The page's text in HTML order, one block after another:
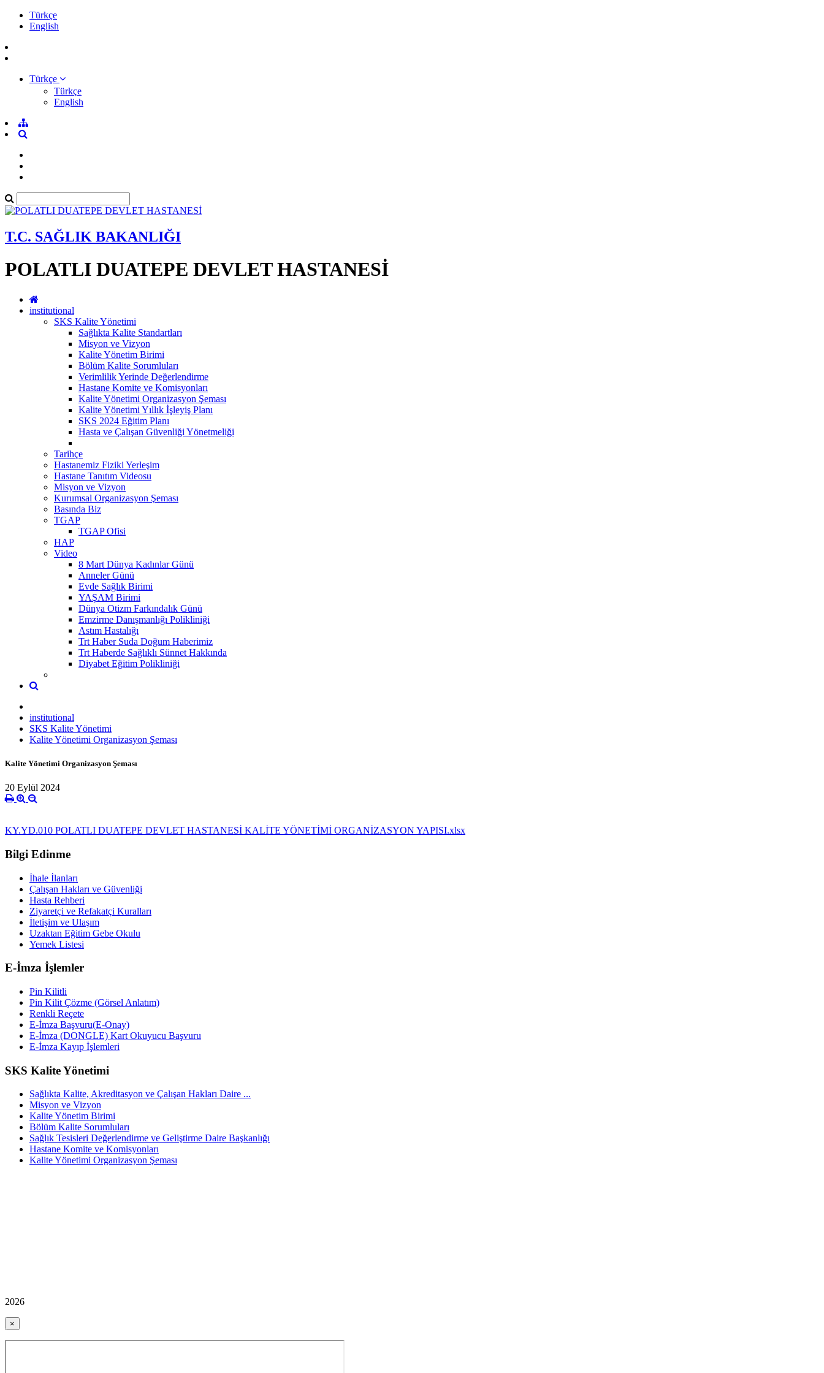
Türkçe
English
Türkçe
Türkçe
English
T.C. SAĞLIK BAKANLIĞI
POLATLI DUATEPE DEVLET HASTANESİ
institutional
SKS Kalite Yönetimi
Sağlıkta Kalite Standartları
Misyon ve Vizyon
Kalite Yönetim Birimi
Bölüm Kalite Sorumluları
Verimlilik Yerinde Değerlendirme
Hastane Komite ve Komisyonları
Kalite Yönetimi Organizasyon Şeması
Kalite Yönetimi Yıllık İşleyiş Planı
SKS 2024 Eğitim Planı
Hasta ve Çalışan Güvenliği Yönetmeliği
Tarihçe
Hastanemiz Fiziki Yerleşim
Hastane Tanıtım Videosu
Misyon ve Vizyon
Kurumsal Organizasyon Şeması
Basında Biz
TGAP
TGAP Ofisi
HAP
Video
8 Mart Dünya Kadınlar Günü
Anneler Günü
Evde Sağlık Birimi
YAŞAM Birimi
Dünya Otizm Farkındalık Günü
Emzirme Danışmanlığı Polikliniği
Astım Hastalığı
Trt Haber Suda Doğum Haberimiz
Trt Haberde Sağlıklı Sünnet Hakkında
Diyabet Eğitim Polikliniği
institutional
SKS Kalite Yönetimi
Kalite Yönetimi Organizasyon Şeması
Kalite Yönetimi Organizasyon Şeması
20 Eylül 2024
KY.YD.010 POLATLI DUATEPE DEVLET HASTANESİ KALİTE YÖNETİMİ ORGANİZASYON YAPISI.xlsx
Bilgi Edinme
İhale İlanları
Çalışan Hakları ve Güvenliği
Hasta Rehberi
Ziyaretçi ve Refakatçi Kuralları
İletişim ve Ulaşım
Uzaktan Eğitim Gebe Okulu
Yemek Listesi
E-İmza İşlemler
Pin Kilitli
Pin Kilit Çözme (Görsel Anlatım)
Renkli Reçete
E-İmza Başvuru(E-Onay)
E-İmza (DONGLE) Kart Okuyucu Başvuru
E-İmza Kayıp İşlemleri
SKS Kalite Yönetimi
Sağlıkta Kalite, Akreditasyon ve Çalışan Hakları Daire ...
Misyon ve Vizyon
Kalite Yönetim Birimi
Bölüm Kalite Sorumluları
Sağlık Tesisleri Değerlendirme ve Geliştirme Daire Başkanlığı
Hastane Komite ve Komisyonları
Kalite Yönetimi Organizasyon Şeması
2026
×